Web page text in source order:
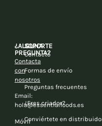
¿ALGUNA
PREGUNTA?
Contacta
con
nosotros
Email:
hola@essentialfoods.es
Móvil
SOPORTE
Contacto
Formas de envío
Preguntas frecuentes
¿Eres criador?
Conviértete en